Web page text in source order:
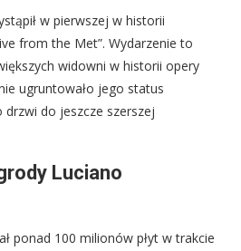
w pierwszej w historii
from the Met”. Wydarzenie to
widowni w historii opery
ugruntowało jego status
drzwi do jeszcze szerszej
Luciano
ponad 100 milionów płyt w trakcie